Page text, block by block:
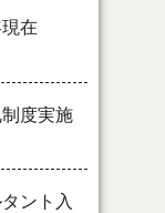
在
度実施
ント入